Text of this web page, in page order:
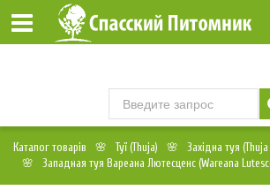
Каталог товарів Туї (Thuja)
Західна туя
Западная туя Вареана Лютесценс (Wareana